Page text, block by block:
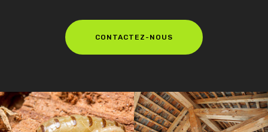
CONTACTEZ-NOUS